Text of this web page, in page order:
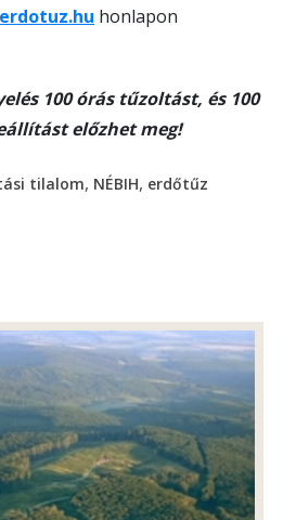
honlapon
100 órás tűzoltást, és 100
előzhet meg!
tilalom, NÉBIH, erdőtűz